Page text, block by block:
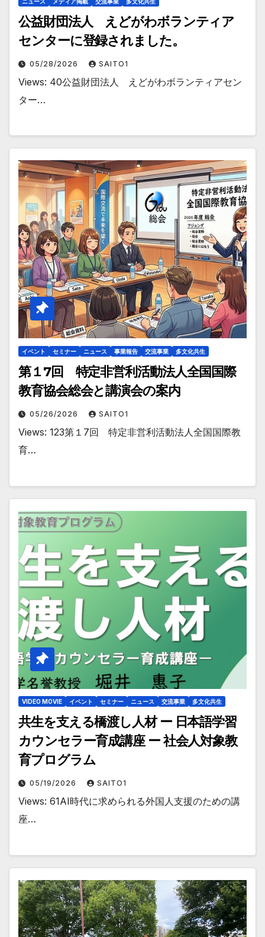
公益財団法人 えどがわボランティア
センターに登録されました。
05/28/2026 SAITO1
Views: 40公益財団法人 えどがわボランティアセン
ター…
イベント セミナー ニュース 事業報告 交流事業 多文化共生
第１7回 特定非営利活動法人全国国際
教育協会総会と講演会の案内
05/26/2026 SAITO1
Views: 123第１7回 特定非営利活動法人全国国際教
育…
VIDEO MOVIE イベント セミナー ニュース 交流事業 多文化共生
共生を支える橋渡し人材 ー 日本語学習
カウンセラー育成講座 ー 社会人対象教
育プログラム
05/19/2026 SAITO1
Views: 61AI時代に求められる外国人支援のための講
座…